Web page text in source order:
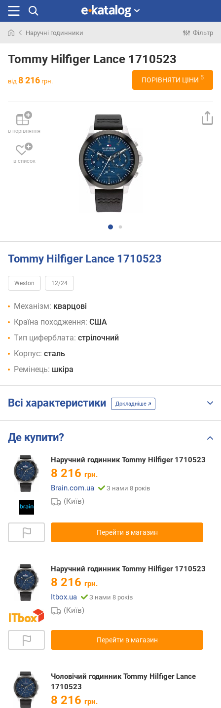
раніше
Наручні годинники Фільтр
Tommy Hilfiger Lance 1710523
від 8 216 грн. ПОРІВНЯТИ ЦІНИ 5
в порівняння
в список
Tommy Hilfiger Lance 1710523
Weston 12/24
Механізм: кварцові
Країна походження: США
Тип циферблата: стрілочний
Корпус: сталь
Ремінець: шкіра
Всі характеристики Докладніше
Де купити?
Наручний годинник Tommy Hilfiger 1710523
8 216 грн.
Brain.com.ua
З нами 8 років
(Київ)
Перейти в магазин
Наручний годинник Tommy Hilfiger 1710523
8 216 грн.
Itbox.ua
З нами 8 років
(Київ)
Перейти в магазин
Чоловічий годинник Tommy Hilfiger Lance
1710523
8 216 грн.